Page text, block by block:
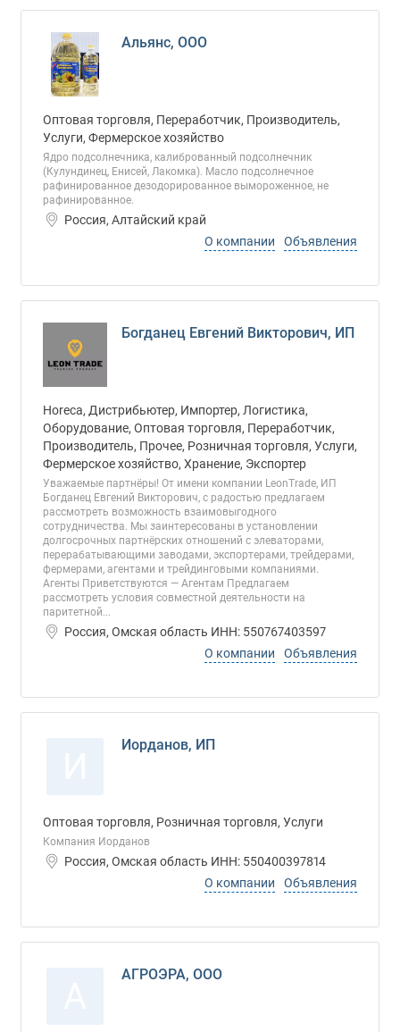
Альянс, ООО
Оптовая торговля, Переработчик, Производитель,
Услуги, Фермерское хозяйство
Ядро подсолнечника, калиброванный подсолнечник
(Кулундинец, Енисей, Лакомка). Масло подсолнечное
рафинированное дезодорированное вымороженное, не
рафинированное.
Россия, Алтайский край
О компании
Объявления
Богданец Евгений Викторович, ИП
Horeca, Дистрибьютер, Импортер, Логистика,
Оборудование, Оптовая торговля, Переработчик,
Производитель, Прочее, Розничная торговля, Услуги,
Фермерское хозяйство, Хранение, Экспортер
Уважаемые партнёры! От имени компании LeonTrade, ИП
Богданец Евгений Викторович, с радостью предлагаем
рассмотреть возможность взаимовыгодного
сотрудничества. Мы заинтересованы в установлении
долгосрочных партнёрских отношений с элеваторами,
перерабатывающими заводами, экспортерами, трейдерами,
фермерами, агентами и трейдинговыми компаниями.
Агенты Приветствуются — Агентам Предлагаем
рассмотреть условия совместной деятельности на
паритетной...
Россия, Омская область ИНН: 550767403597
О компании
Объявления
Иорданов, ИП
Оптовая торговля, Розничная торговля, Услуги
Компания Иорданов
Россия, Омская область ИНН: 550400397814
О компании
Объявления
АГРОЭРА, ООО